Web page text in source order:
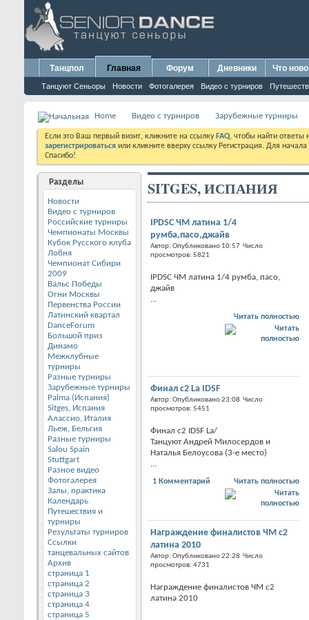
Танцпол Главная
Танцуют Сеньоры Новости Фотогалерея Видео с турниров
Форум Дневники Что
Home Видео с турниров Зарубежные турниры
Если это Ваш первый визит, кликните на ссылку FAQ, чтобы найти
зарегистрироваться или кликните вверху ссылку Регистрация. Для
Спасибо!
Разделы
Новости
Видео с турниров
Российские турниры
Чемпионаты Москвы
Кубок Русского клуба
Лобня
Чемпионат Сибири
2009
Вальс Победы
Огни Москвы
Первенства России
Латинский квартал
DanceForum
Большой приз
Динамо
Межклубные
турниры
Разные турниры
Зарубежные турниры
Palma (Испания)
Sitges, Испания
Алассио, Италия
Льеж, Бельгия
Разные турниры
Salou Spain
Stuttgart
Разное видео
Фотогалерея
Залы, практика
Календарь
Путешествия и
турниры
Результаты турниров
Ссылки
танцевальных сайтов
Архив
страница 1
страница 2
страница 3
страница 4
страница 5
SITGES, ИСПАНИЯ
IPDSC ЧМ латина 1/4
румба,пасо,джайв
Автор: Опубликовано 10:57 Число
просмотров: 5821
IPDSC ЧМ латина 1/4 румба, пасо,
джайв
Читать полностью
Финал с2 La IDSF
Автор: Опубликовано 23:08 Число
просмотров: 5451
Финал с2 IDSF La/
Танцуют Андрей Милосердов и
Наталья Белоусова (3-е место)
Читать полностью
1 Комментарий
Награждение финалистов ЧМ с2
латина 2010
Автор: Опубликовано 22:28 Число
просмотров: 4731
Награждение финалистов ЧМ с2
латина 2010